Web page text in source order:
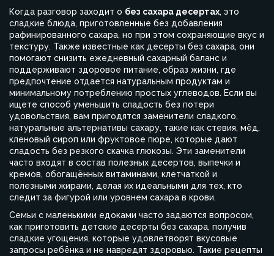
Когда разговор заходит о без сахара десертах, это
сладкие блюда, приготовленные без добавления
рафинированного сахара, но при этом сохраняющие вкус и
текстуру. Также известные как десерты без сахара, они
помогают снизить ежедневный сахарный баланс и
поддерживают здоровое питание, образ жизни, где
предпочтение отдается натуральным продуктам и
минимальному потреблению простых углеводов. Если вы
ищете способ уменьшить сладость без потери
удовольствия, вам пригодятся заменители сладкого,
натуральные альтернативы сахару, такие как стевия, мёд,
кленовый сироп или фруктовое пюре, которые дают
сладость без резкого скачка глюкозы. Эти заменители
часто входят в состав полезных десертов, выпечки и
кремов, обогащённых витаминами, клетчаткой и
полезными жирами, делая их идеальными для тех, кто
следит за фигурой или уровнем сахара в крови.
Семьи с маленькими едоками часто задаются вопросом,
как приготовить детские десерты без сахара, получив
сладкие угощения, которые удовлетворят вкусовые
запросы ребёнка и не навредят здоровью. Такие рецепты